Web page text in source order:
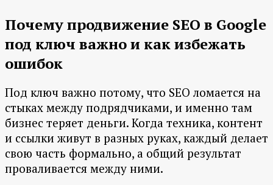
Почему продвижение SEO в Google
под ключ важно и как избежать
ошибок
Под ключ важно потому, что SEO ломается на
стыках между подрядчиками, и именно там
бизнес теряет деньги. Когда техника, контент
и ссылки живут в разных руках, каждый делает
свою часть формально, а общий результат
проваливается между ними.